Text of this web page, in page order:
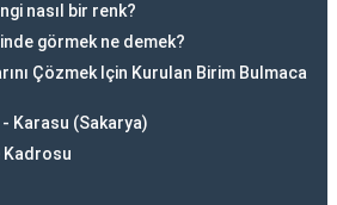
nasıl bir renk?
görmek ne demek?
Çözmek Için Kurulan Birim Bulmaca
Karasu (Sakarya)
Kadrosu